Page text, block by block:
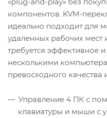
компонентов. KVM-
идеально подходит для
удаленных рабочих мест
требуется эффективное
несколькими
превосходного качества
Управление 4 ПК с
клавиатуры и мыши с